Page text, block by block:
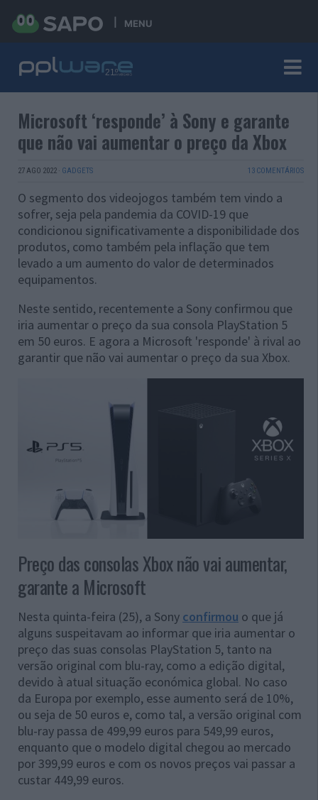
MENU
Microsoft ‘responde’ à Sony e garante
que não vai aumentar o preço da Xbox
27 AGO 2022 · GADGETS 13 COMENTÁRIOS
O segmento dos videojogos também tem vindo a
sofrer, seja pela pandemia da COVID-19 que
condicionou significativamente a disponibilidade dos
produtos, como também pela inflação que tem
levado a um aumento do valor de determinados
equipamentos.
Neste sentido, recentemente a Sony confirmou que
iria aumentar o preço da sua consola PlayStation 5
em 50 euros. E agora a Microsoft 'responde' à rival ao
garantir que não vai aumentar o preço da sua Xbox.
Preço das consolas Xbox não vai aumentar,
garante a Microsoft
Nesta quinta-feira (25), a Sony confirmou o que já
alguns suspeitavam ao informar que iria aumentar o
preço das suas consolas PlayStation 5, tanto na
versão original com blu-ray, como a edição digital,
devido à atual situação económica global. No caso
da Europa por exemplo, esse aumento será de 10%,
ou seja de 50 euros e, como tal, a versão original com
blu-ray passa de 499,99 euros para 549,99 euros,
enquanto que o modelo digital chegou ao mercado
por 399,99 euros e com os novos preços vai passar a
custar 449,99 euros.